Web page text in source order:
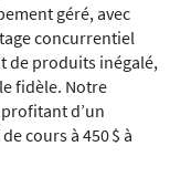
géré, avec
concurrentiel
de produits inégalé,
fidèle. Notre
d’un
cours à 450 $ à